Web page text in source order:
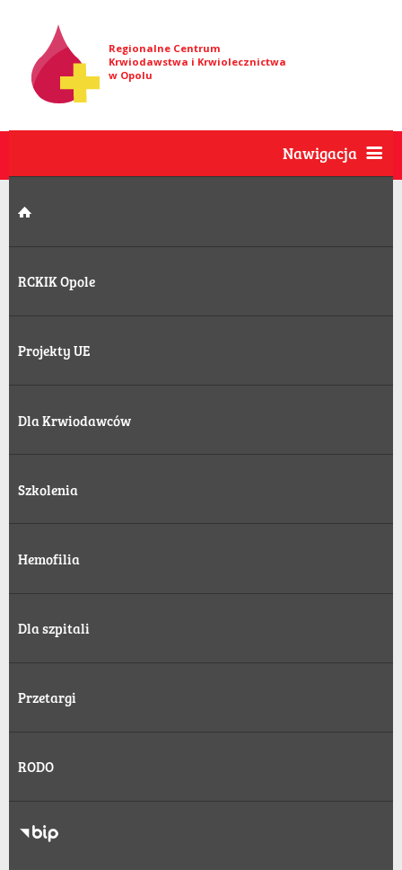
Regionalne Centrum
Krwiodawstwa i Krwiolecznictwa
w Opolu
Nawigacja
RCKIK Opole
Projekty UE
Dla Krwiodawców
Szkolenia
Hemofilia
Dla szpitali
Przetargi
RODO
RODO